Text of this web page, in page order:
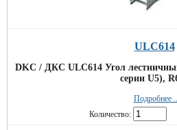
ULC614
DKC / ДКС ULC614 Угол
серии U5),
Подробнее
Количество: